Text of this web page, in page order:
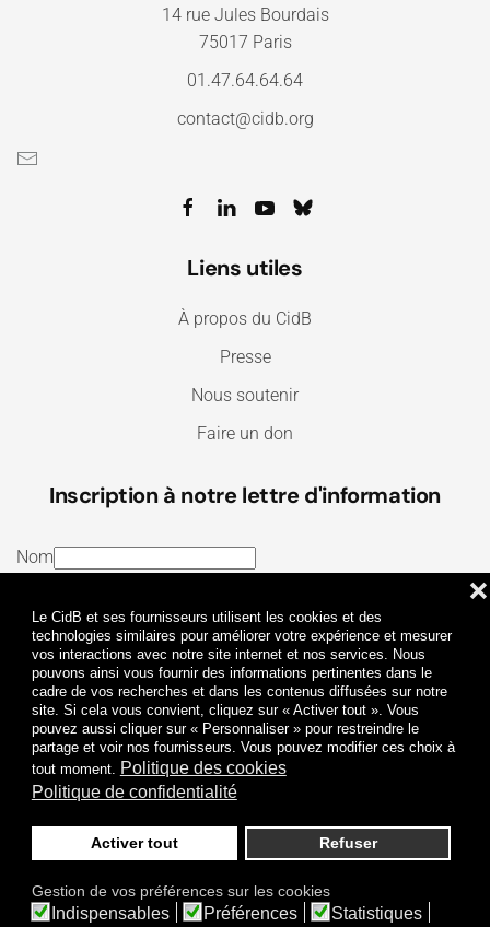
Le CidB et ses fournisseurs utilisent les cookies et des
technologies similaires pour améliorer votre expérience et mesurer
vos interactions avec notre site internet et nos services. Nous
pouvons ainsi vous fournir des informations pertinentes dans le
cadre de vos recherches et dans les contenus diffusées sur notre
site. Si cela vous convient, cliquez sur « Activer tout ». Vous
pouvez aussi cliquer sur « Personnaliser » pour restreindre le
partage et voir nos fournisseurs. Vous pouvez modifier ces choix à
tout moment. Politique des cookies
Politique de confidentialité
Activer tout Refuser
❌
Gestion de vos préférences sur les cookies
Indispensables Préférences Statistiques
14 rue Jules Bourdais
75017 Paris
01.47.64.64.64
contact@cidb.org
Liens utiles
À propos du CidB
Presse
Nous soutenir
Faire un don
Inscription à notre lettre d'information
Nom
J’ai lu et j’accepte lesTermes et conditionset la
Politique de confidentialité
Je m'abonne
© 2009-2026 CidB. Tous droits réservés.